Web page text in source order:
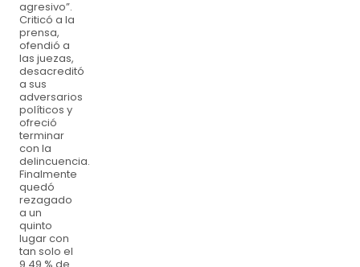
agresivo”.
Criticó a la
prensa,
ofendió a
las juezas,
desacreditó
a sus
adversarios
políticos y
ofreció
terminar
con la
delincuencia.
Finalmente
quedó
rezagado
a un
quinto
lugar con
tan solo el